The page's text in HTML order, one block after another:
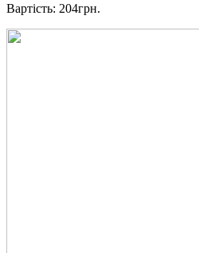
Вартість: 204грн.